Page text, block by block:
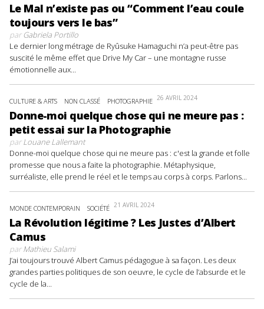
Le Mal n’existe pas ou “Comment l’eau coule
toujours vers le bas”
parGabriela Portillo
Le dernier long métrage de Ryûsuke Hamaguchi n’a peut-être pas
suscité le même effet que Drive My Car – une montagne russe
émotionnelle aux...
CULTURE & ARTS NON CLASSÉ PHOTOGRAPHIE 26 AVRIL 2024
Donne-moi quelque chose qui ne meure pas :
petit essai sur la Photographie
parLouane Lallemant
Donne-moi quelque chose qui ne meure pas : c'est la grande et folle
promesse que nous a faite la photographie. Métaphysique,
surréaliste, elle prend le réel et le temps au corps à corps. Parlons...
MONDE CONTEMPORAIN SOCIÉTÉ 21 AVRIL 2024
La Révolution légitime ? Les Justes d’Albert
Camus
parMathieu Salami
J’ai toujours trouvé Albert Camus pédagogue à sa façon. Les deux
grandes parties politiques de son oeuvre, le cycle de l’absurde et le
cycle de la...